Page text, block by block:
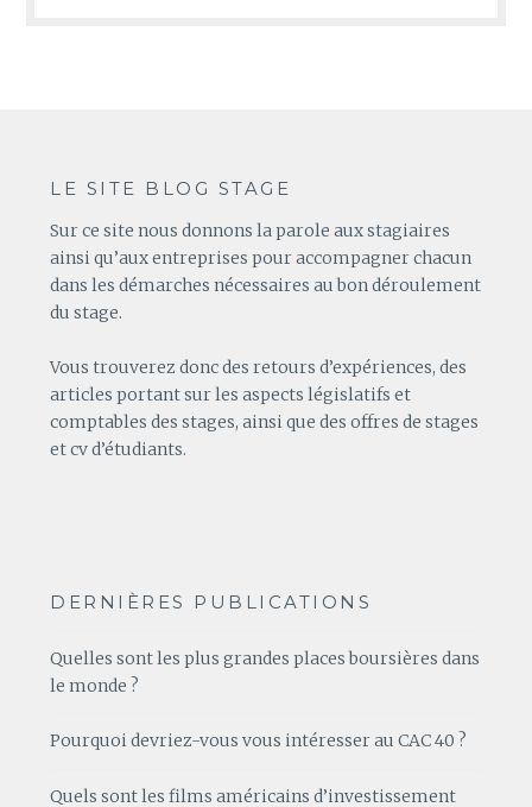
LE SITE BLOG STAGE
Sur ce site nous donnons la parole aux stagiaires
ainsi qu’aux entreprises pour accompagner chacun
dans les démarches nécessaires au bon déroulement
du stage.
Vous trouverez donc des retours d’expériences, des
articles portant sur les aspects législatifs et
comptables des stages, ainsi que des offres de stages
et cv d’étudiants.
DERNIÈRES PUBLICATIONS
Quelles sont les plus grandes places boursières dans
le monde ?
Pourquoi devriez-vous vous intéresser au CAC 40 ?
Quels sont les films américains d’investissement